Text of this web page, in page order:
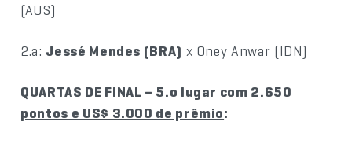
(AUS)
2.a: Jessé Mendes (BRA) x Oney Anwar (IDN)
QUARTAS DE FINAL – 5.o lugar com 2.650
pontos e US$ 3.000 de prêmio: